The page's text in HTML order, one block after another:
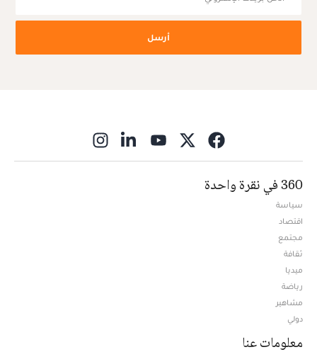
أرسل
360 في نقرة واحدة
سياسة
اقتصاد
مجتمع
ثقافة
ميديا
رياضة
مشاهير
دولي
معلومات عنا